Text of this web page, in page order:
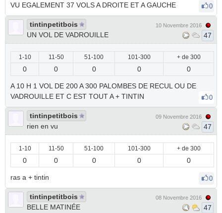
VU EGALEMENT 37 VOLS A DROITE ET A GAUCHE
0
tintinpetitbois
UN VOL DE VADROUILLE
10 Novembre 2016
47
1-10 11-50 51-100 101-300 + de 300
0 0 0 0 0
A 10 H 1 VOL DE 200 A 300 PALOMBES DE RECUL OU DE
VADROUILLE ET C EST TOUT A + TINTIN
0
tintinpetitbois
rien en vu
09 Novembre 2016
47
1-10 11-50 51-100 101-300 + de 300
0 0 0 0 0
ras a + tintin 0
tintinpetitbois
BELLE MATINÉE
08 Novembre 2016
47